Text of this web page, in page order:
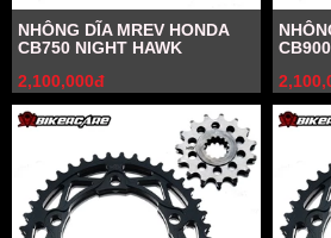
NHÔNG DĨA MREV HONDA
CB750 NIGHT HAWK
2,100,000đ